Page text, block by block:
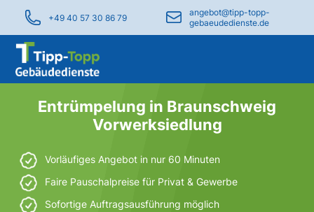
+49 40 57 30 86 79
angebot@tipp-topp-
gebaeudedienste.de
Entrümpelung in Braunschweig
Vorwerksiedlung
Vorläufiges Angebot in nur 60 Minuten
Faire Pauschalpreise für Privat & Gewerbe
Sofortige Auftragsausführung möglich